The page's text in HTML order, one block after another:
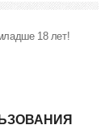
18 лет!